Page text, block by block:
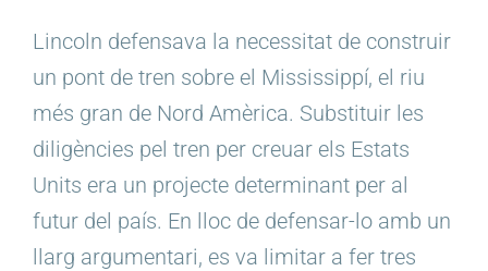
Lincoln defensava la necessitat de construir
un pont de tren sobre el Mississippí, el riu
més gran de Nord Amèrica. Substituir les
diligències pel tren per creuar els Estats
Units era un projecte determinant per al
futur del país. En lloc de defensar-lo amb un
llarg argumentari, es va limitar a fer tres